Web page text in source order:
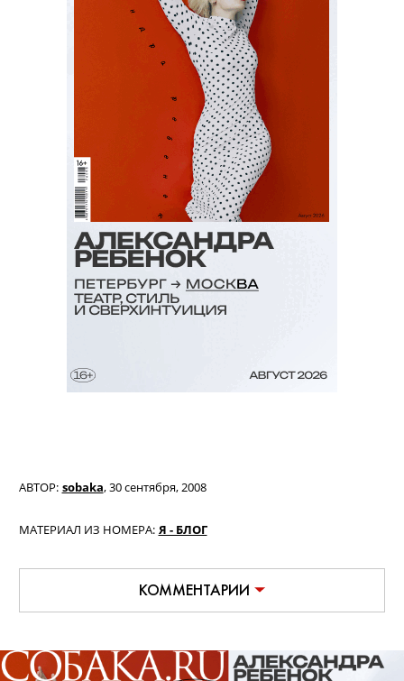
АВТОР: sobaka,30 сентября, 2008
МАТЕРИАЛ ИЗ НОМЕРА: Я - БЛОГ
КОММЕНТАРИИ